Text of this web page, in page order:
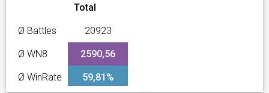
5. Clankampagne: "Unternehmen Taifun" 45 Panzer
Die JUMB0 Community wurde gegründet von:
Arjo, A_LOOSER, BastiBasti25, B_nutzerin, der_jero,
IcemanP1000, P1ckn1cker, Schwarten
Total
Ø Battles 20923
Ø WN8 2590,56
Ø WinRate 59,81%